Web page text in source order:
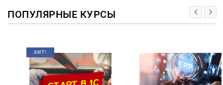
ПОПУЛЯРНЫЕ КУРСЫ